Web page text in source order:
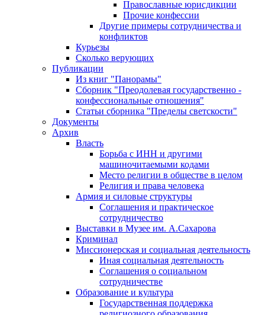
Православные юрисдикции
Прочие конфессии
Другие примеры сотрудничества и
конфликтов
Курьезы
Сколько верующих
Публикации
Из книг "Панорамы"
Сборник "Преодолевая государственно -
конфессиональные отношения"
Статьи сборника "Пределы светскости"
Документы
Архив
Власть
Борьба с ИНН и другими
машиночитаемыми кодами
Место религии в обществе в целом
Религия и права человека
Армия и силовые структуры
Соглашения и практическое
сотрудничество
Выставки в Музее им. А.Сахарова
Криминал
Миссионерская и социальная деятельность
Иная социальная деятельность
Соглашения о социальном
сотрудничестве
Образование и культура
Государственная поддержка